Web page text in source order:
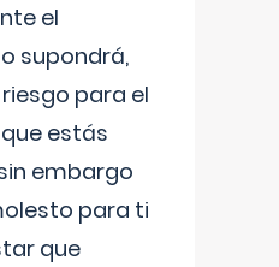
el
supondrá,
para el
estás
embargo
para ti
que